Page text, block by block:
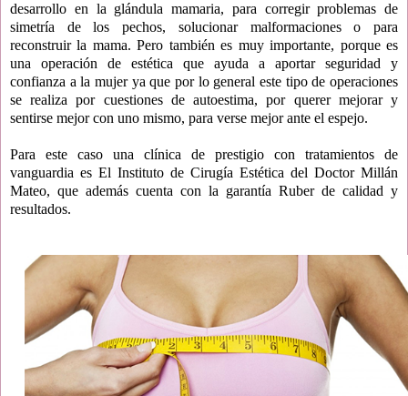
desarrollo en la glándula mamaria, para corregir problemas de
simetría de los pechos, solucionar malformaciones o para
reconstruir la mama. Pero también es muy importante, porque es
una operación de estética que ayuda a aportar seguridad y
confianza a la mujer ya que por lo general este tipo de operaciones
se realiza por cuestiones de autoestima, por querer mejorar y
sentirse mejor con uno mismo, para verse mejor ante el espejo.
Para este caso una clínica de prestigio con tratamientos de
vanguardia es El Instituto de Cirugía Estética del Doctor Millán
Mateo, que además cuenta con la garantía Ruber de calidad y
resultados.